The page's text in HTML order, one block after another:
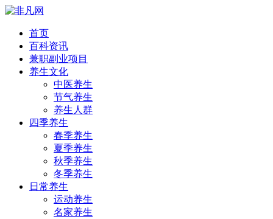
首页
百科资讯
兼职副业项目
养生文化
中医养生
节气养生
养生人群
四季养生
春季养生
夏季养生
秋季养生
冬季养生
日常养生
运动养生
名家养生